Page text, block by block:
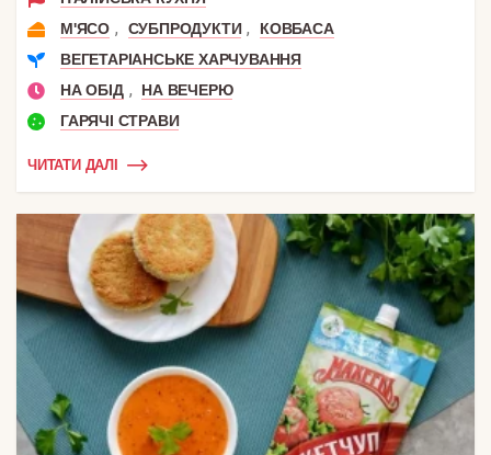
М'ЯСО , СУБПРОДУКТИ ,
КОВБАСА
ВЕГЕТАРІАНСЬКЕ ХАРЧУВАННЯ
НА ОБІД ,
НА ВЕЧЕРЮ
ГАРЯЧІ СТРАВИ
ЧИТАТИ ДАЛІ